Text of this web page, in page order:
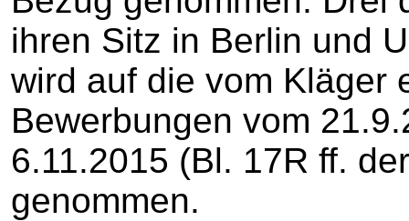
ihren Sitz in Berlin und
wird auf die vom Kläger
Bewerbungen vom
6.11.2015 (Bl. 17R ff.
genommen.